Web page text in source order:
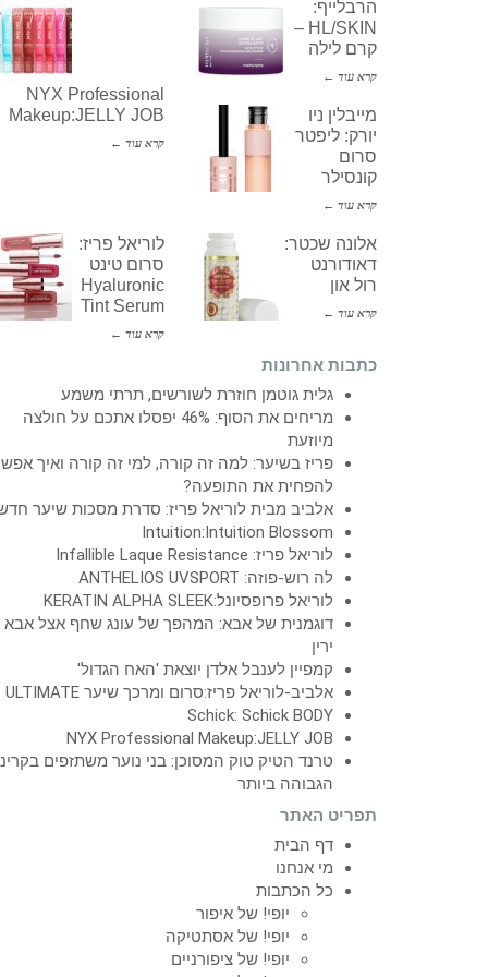
NYX Professional
Makeup:JELLY JOB
קרא עוד ←
הרבלייף:
HL/SKIN –
קרם לילה
קרא עוד ←
מייבלין ניו
יורק: ליפטר
סרום
קונסילר
קרא עוד ←
לוריאל פריז:
סרום טינט
Hyaluronic
Tint Serum
קרא עוד ←
אלונה שכטר:
דאודורנט
רול און
קרא עוד ←
כתבות אחרונות
גלית גוטמן חוזרת לשורשים, תרתי משמע
מריחים את הסוף: 46% יפסלו אתכם על חולצה
מיוזעת
פריז בשיער: למה זה קורה, למי זה קורה ואיך
להפחית את התופעה?
אלביב מבית לוריאל פריז: סדרת מסכות שיער
Intuition:Intuition Blossom
לוריאל פריז: Infallible Laque Resistance
לה רוש-פוזה: ANTHELIOS UVSPORT
לוריאל פרופסיונל:KERATIN ALPHA SLEEK
דוגמנית של אבא: המהפך של עונג שחף אצל אבא
ירין
קמפיין לענבל אלדן יוצאת 'האח הגדול'
אלביב-לוריאל פריז:סרום ומרכך שיער ULTIMATE
Schick: Schick BODY
NYX Professional Makeup:JELLY JOB
טרנד הטיק טוק המסוכן: בני נוער משתזפים
הגבוהה ביותר
תפריט האתר
דף הבית
מי אנחנו
כל הכתבות
יופי! של איפור
יופי! של אסתטיקה
יופי! של ציפורניים